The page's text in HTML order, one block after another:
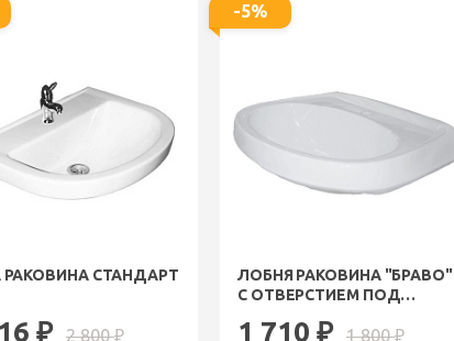
РАКОВИНА СТАНДАРТ
₽ 2 800₽
-5%
ЛОБНЯ РАКОВИНА "БРАВО"
С ОТВЕРСТИЕМ ПОД
1 710 ₽ 1 800₽